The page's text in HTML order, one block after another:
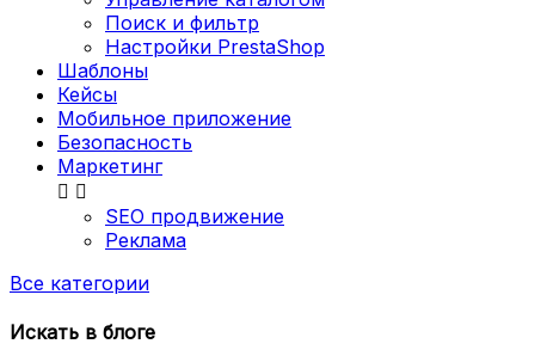
Поиск и фильтр
Настройки PrestaShop
Шаблоны
Кейсы
Мобильное приложение
Безопасность
Маркетинг
 
SEO продвижение
Реклама
Все категории
Искать в блоге